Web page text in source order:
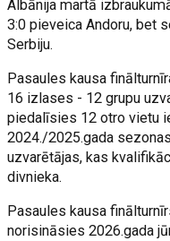
Albānija martā
3:0 pieveica Andoru, bet
Serbiju.
Pasaules kausa
16 izlases - 12 grupu
piedalīsies 12 otro vietu
2024./2025.gada
uzvarētājas, kas
divnieka.
Pasaules kausa
norisināsies 2026.gada